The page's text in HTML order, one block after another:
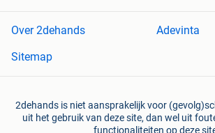
Over 2dehands
Adevinta
Sitemap
2dehands is niet aansprakelijk voor
uit het gebruik van deze site, dan wel uit
functionaliteiten op deze